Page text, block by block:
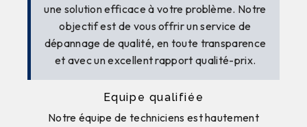
une solution efficace à votre problème. Notre
objectif est de vous offrir un service de
dépannage de qualité, en toute transparence
et avec un excellent rapport qualité-prix.
Equipe qualifiée
Notre équipe de techniciens est hautement